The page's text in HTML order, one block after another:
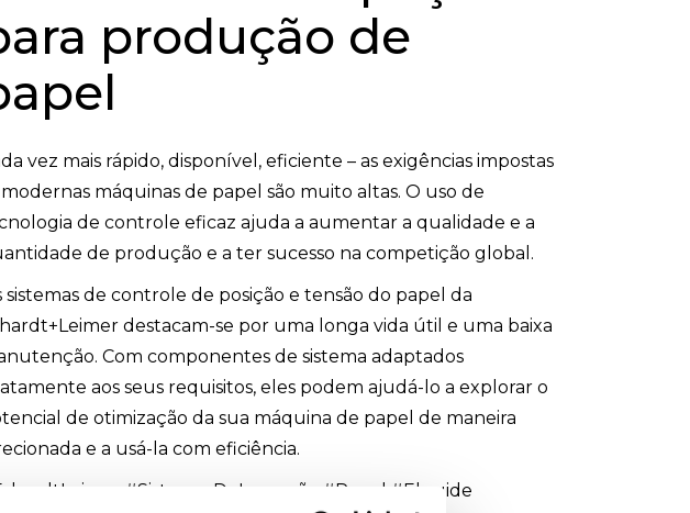
produção de
vez mais rápido, disponível, eficiente – as exigências impostas
modernas máquinas de papel são muito altas. O uso de
de controle eficaz ajuda a aumentar a qualidade e a
de produção e a ter sucesso na competição global.
sistemas de controle de posição e tensão do papel da
destacam-se por uma longa vida útil e uma baixa
Com componentes de sistema adaptados
aos seus requisitos, eles podem ajudá-lo a explorar o
de otimização da sua máquina de papel de maneira
e a usá-la com eficiência.
#SistemasDeInspeção #Papel #Elguide